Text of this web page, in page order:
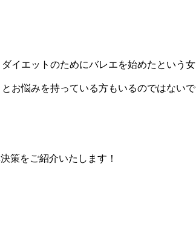
イエットのためにバレエを始めたという女
お悩みを持っている方もいるのではないで
策をご紹介いたします！